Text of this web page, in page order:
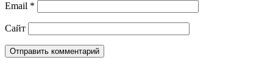
Email *
Сайт